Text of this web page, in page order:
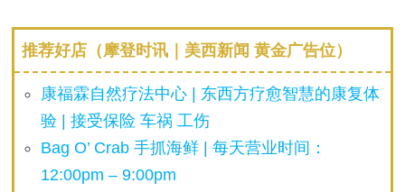
推荐好店（摩登时讯｜美西新闻 黄金广告位）
康福霖自然疗法中心 | 东西方疗愈智慧的康复体
验 | 接受保险 车祸 工伤
Bag O’ Crab 手抓海鲜 | 每天营业时间：
12:00pm – 9:00pm